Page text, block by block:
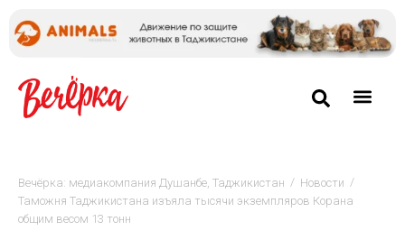
Вечёрка: медиакомпания Душанбе, Таджикистан / Новости /
Таможня Таджикистана изъяла тысячи экземпляров Корана
общим весом 13 тонн